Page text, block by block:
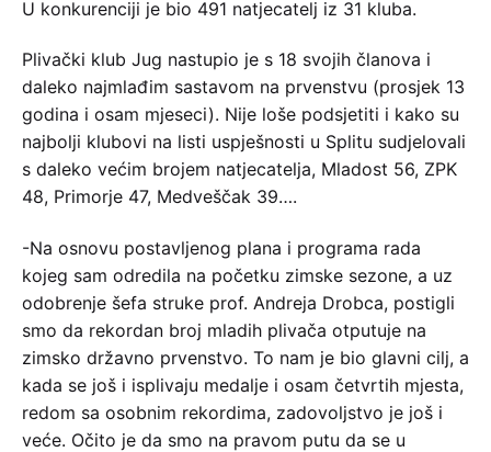
U konkurenciji je bio 491 natjecatelj iz 31 kluba.
Plivački klub Jug nastupio je s 18 svojih članova i
daleko najmlađim sastavom na prvenstvu (prosjek 13
godina i osam mjeseci). Nije loše podsjetiti i kako su
najbolji klubovi na listi uspješnosti u Splitu sudjelovali
s daleko većim brojem natjecatelja, Mladost 56, ZPK
48, Primorje 47, Medveščak 39….
-Na osnovu postavljenog plana i programa rada
kojeg sam odredila na početku zimske sezone, a uz
odobrenje šefa struke prof. Andreja Drobca, postigli
smo da rekordan broj mladih plivača otputuje na
zimsko državno prvenstvo. To nam je bio glavni cilj, a
kada se još i isplivaju medalje i osam četvrtih mjesta,
redom sa osobnim rekordima, zadovoljstvo je još i
veće. Očito je da smo na pravom putu da se u